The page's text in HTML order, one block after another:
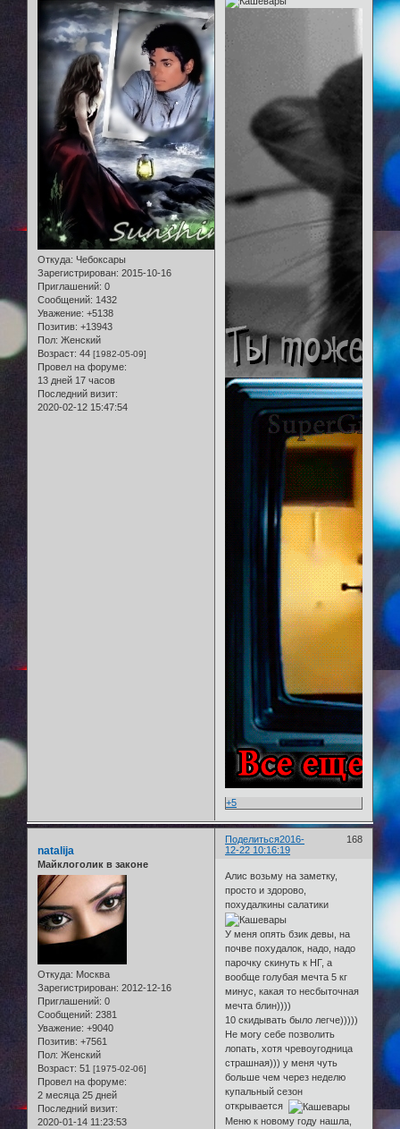
Откуда: Чебоксары
Зарегистрирован: 2015-10-16
Приглашений: 0
Сообщений: 1432
Уважение: +5138
Позитив: +13943
Пол: Женский
Возраст: 44 [1982-05-09]
Провел на форуме:
13 дней 17 часов
Последний визит:
2020-02-12 15:47:54
+5
Поделиться 168
2016-
12-22 10:16:19
natalija
Майклоголик в законе
Откуда: Москва
Зарегистрирован: 2012-12-16
Приглашений: 0
Сообщений: 2381
Уважение: +9040
Позитив: +7561
Пол: Женский
Возраст: 51 [1975-02-06]
Провел на форуме:
2 месяца 25 дней
Последний визит:
2020-01-14 11:23:53
Алис возьму на заметку,
просто и здорово,
похудалкины салатики
У меня опять бзик девы, на
почве похудалок, надо, надо
парочку скинуть к НГ, а
вообще голубая мечта 5 кг
минус, какая то несбыточная
мечта блин))))
10 скидывать было легче)))))
Не могу себе позволить
лопать, хотя чревоугодница
страшная))) у меня чуть
больше чем через неделю
купальный сезон
открывается
Меню к новому году нашла,